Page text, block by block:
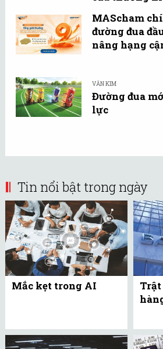
MAScham
đường đua
nâng hạng
VĂN KIM
Đường đua
lực
Tin nổi bật trong ngày
Mắc kẹt trong AI